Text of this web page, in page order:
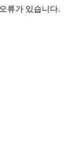
류가 있습니다.